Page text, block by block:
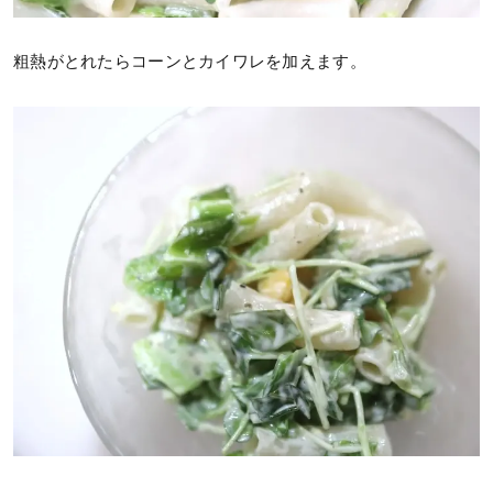
粗熱がとれたらコーンとカイワレを加えます。